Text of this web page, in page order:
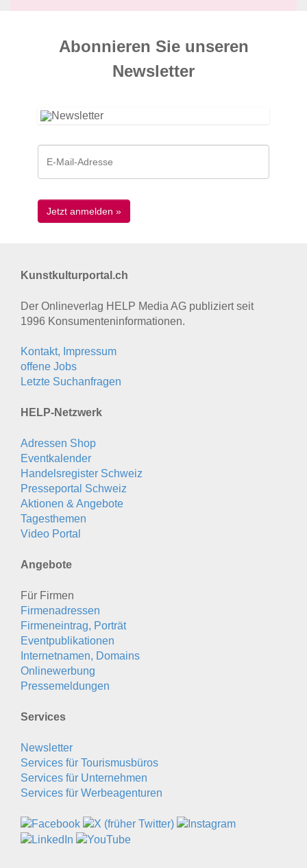
Abonnieren Sie unseren
News­letter
Kunstkulturportal.ch
Der Onlineverlag HELP Media AG publiziert seit
1996 Konsumenten­informationen.
Kontakt, Impressum
offene Jobs
Letzte Suchanfragen
HELP-Netzwerk
Adressen Shop
Eventkalender
Handelsregister Schweiz
Presseportal Schweiz
Aktionen & Angebote
Tagesthemen
Video Portal
Angebote
Für Firmen
Firmenadressen
Firmeneintrag, Porträt
Eventpublikationen
Internetnamen, Domains
Onlinewerbung
Pressemeldungen
Services
Newsletter
Services für Tourismusbüros
Services für Unternehmen
Services für Werbeagenturen